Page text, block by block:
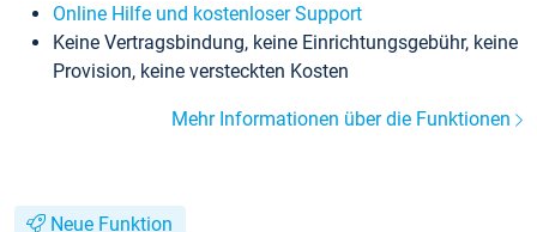
Online Hilfe und kostenloser Support
Keine Vertragsbindung, keine Einrichtungsgebühr, keine
Provision, keine versteckten Kosten
Mehr Informationen über die Funktionen
Neue Funktion